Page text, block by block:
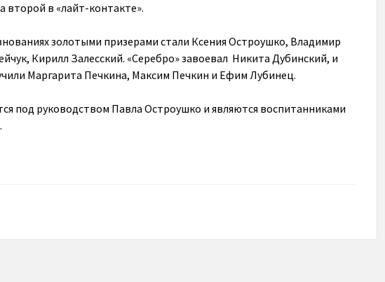
второй в «лайт-контакте».
золотыми призерами стали Ксения Остроушко, Владимир
Кирилл Залесский. «Серебро» завоевал Никита Дубинский, и
Маргарита Печкина, Максим Печкин и Ефим Лубинец.
под руководством Павла Остроушко и являются воспитанниками